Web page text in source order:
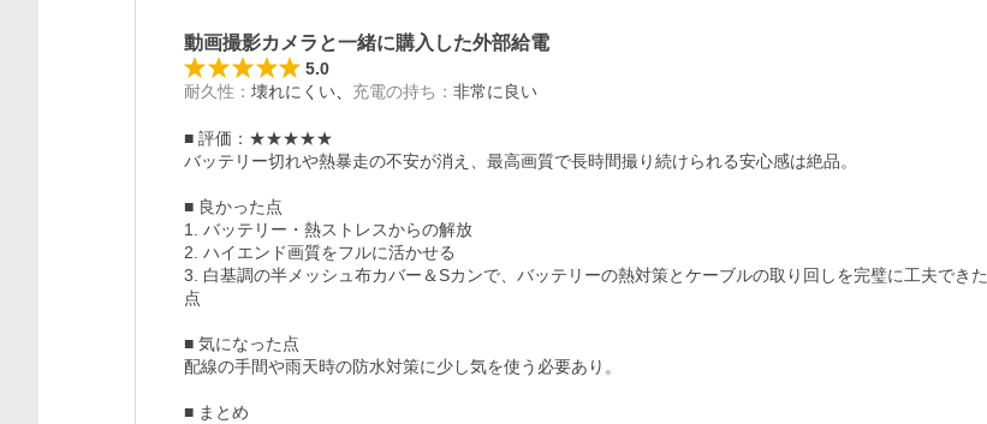
動画撮影カメラと一緒に購入した外部給電
5.0
耐久性 ： 壊れにくい 充電の持ち ： 非常に良い
■ 評価：★★★★★
バッテリー切れや熱暴走の不安が消え、最高画質で長時間撮り続けられる安心感は絶品。
■ 良かった点
1. バッテリー・熱ストレスからの解放
2. ハイエンド画質をフルに活かせる
3. 白基調の半メッシュ布カバー＆Sカンで、バッテリーの熱対策とケーブルの取り回しを完璧に工夫できた
点
■ 気になった点
配線の手間や雨天時の防水対策に少し気を使う必要あり。
■ まとめ